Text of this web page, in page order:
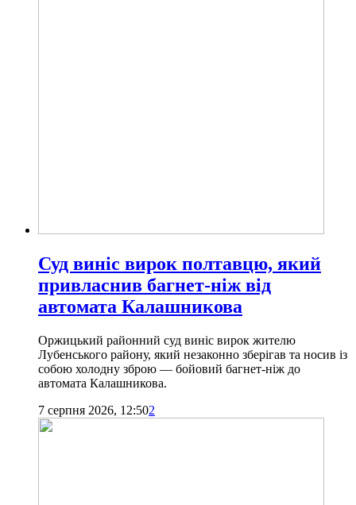
Суд виніс вирок полтавцю, який
привласнив багнет-ніж від
автомата Калашникова
Оржицький районний суд виніс вирок жителю
Лубенського району, який незаконно зберігав та носив із
собою холодну зброю — бойовий багнет-ніж до
автомата Калашникова.
7 серпня 2026, 12:502